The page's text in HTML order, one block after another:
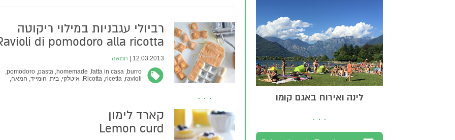
לינה ואירוח באגם קומו
רביולי עגבניות במילוי ריקוטה
di pomodoro alla ricotta
12.03.2013 |
חמאה
burro,
fatta in casa,
homemade,
pasta,
pomodoro,
ravioli,
ricetta,
Ricotta, איטלקי, בית, הומייד, חמאה,
קארד לימון
Lemon curd